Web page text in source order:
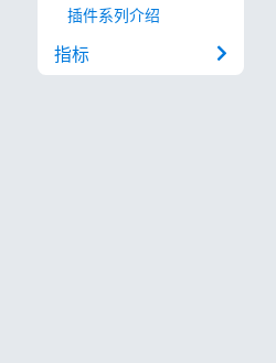
插件系列介绍
指标